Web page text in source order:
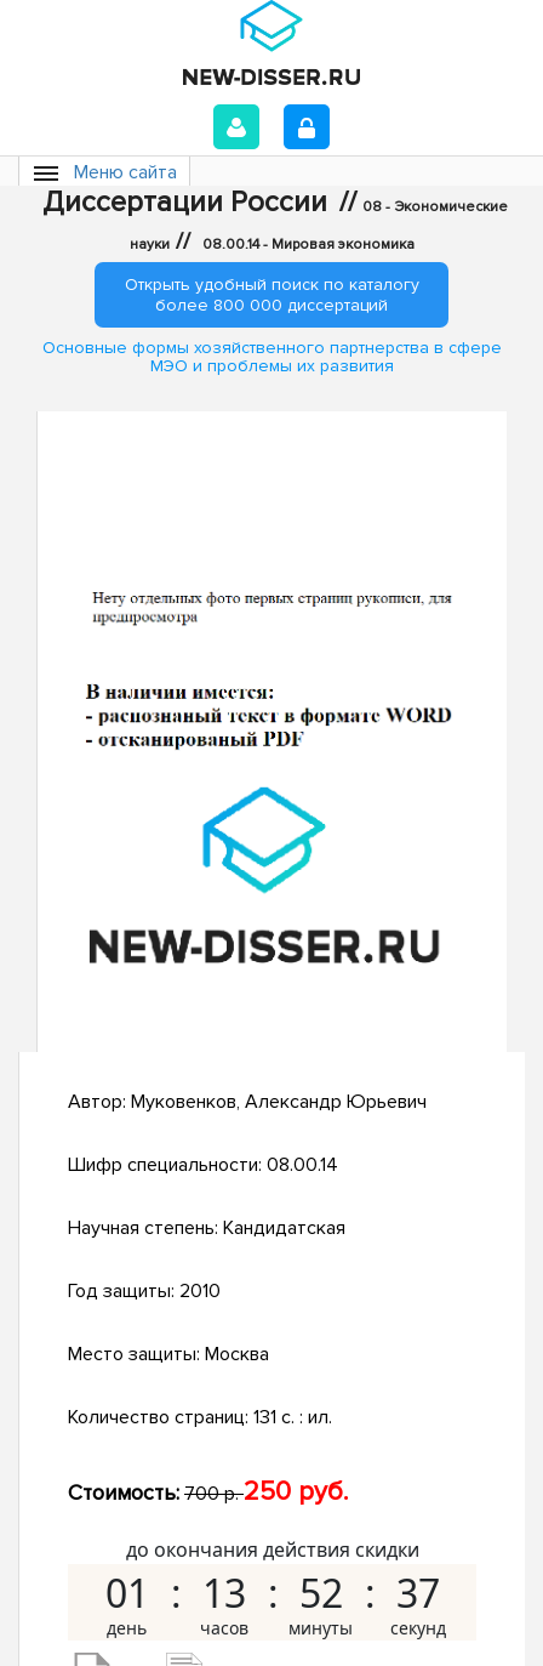
Меню сайта
Диссертации России // 08 - Экономические
науки // 08.00.14 - Мировая экономика
Открыть удобный поиск по каталогу
более 800 000 диссертаций
Основные формы хозяйственного партнерства в сфере
МЭО и проблемы их развития
Автор: Муковенков, Александр Юрьевич
Шифр специальности: 08.00.14
Научная степень: Кандидатская
Год защиты: 2010
Место защиты: Москва
Количество страниц: 131 с. : ил.
Стоимость: 700 р.250 руб.
до окончания действия скидки
01 13 52 36